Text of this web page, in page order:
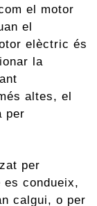
el motor
el
elèctric és
la
altes, el
per
per
condueix,
calgui, o per